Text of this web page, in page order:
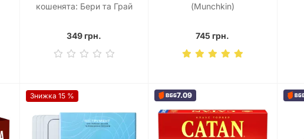
кошенята: Бери та Грай
349 грн.
(Munchkin)
745 грн.
Знижка 15 % 7.09